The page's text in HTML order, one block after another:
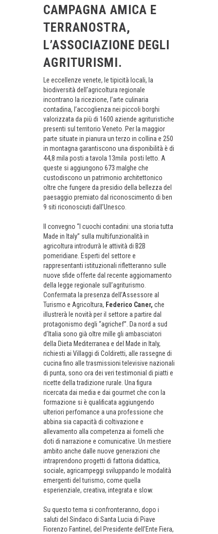
CAMPAGNA AMICA E
TERRANOSTRA,
L’ASSOCIAZIONE DEGLI
AGRITURISMI.
Le eccellenze venete, le tipicità locali, la
biodiversità dell’agricoltura regionale
incontrano la ricezione, l’arte culinaria
contadina, l’accoglienza nei piccoli borghi
valorizzata da più di 1600 aziende agrituristiche
presenti sul territorio Veneto. Per la maggior
parte situate in pianura un terzo in collina e 250
in montagna garantiscono una disponibilità è di
44,8 mila posti a tavola 13mila posti letto. A
queste si aggiungono 673 malghe che
custodiscono un patrimonio architettonico
oltre che fungere da presidio della bellezza del
paesaggio premiato dal riconoscimento di ben
9 siti riconosciuti dall’Unesco.
Il convegno “I cuochi contadini: una storia tutta
Made in Italy” sulla multifunzionalità in
agricoltura introdurrà le attività di B2B
pomeridiane. Esperti del settore e
rappresentanti istituzionali rifletteranno sulle
nuove sfide offerte dal recente aggiornamento
della legge regionale sull’agriturismo.
Confermata la presenza dell’Assessore al
Turismo e Agricoltura, Federico Caner, che
illustrerà le novità per il settore a partire dal
protagonismo degli “agrichef”. Da nord a sud
d’Italia sono già oltre mille gli ambasciatori
della Dieta Mediterranea e del Made in Italy,
richiesti ai Villaggi di Coldiretti, alle rassegne di
cucina fino alle trasmissioni televisive nazionali
di punta, sono ora dei veri testimonial di piatti e
ricette della tradizione rurale. Una figura
ricercata dai media e dai gourmet che con la
formazione si è qualificata aggiungendo
ulteriori perfomance a una professione che
abbina sia capacità di coltivazione e
allevamento alla competenza ai fornelli che
doti di narrazione e comunicative. Un mestiere
ambito anche dalle nuove generazioni che
intraprendono progetti di fattoria didattica,
sociale, agricampeggi sviluppando le modalità
emergenti del turismo, come quella
esperienziale, creativa, integrata e slow.
Su questo tema si confronteranno, dopo i
saluti del Sindaco di Santa Lucia di Piave
Fiorenzo Fantinel, del Presidente dell’Ente Fiera,